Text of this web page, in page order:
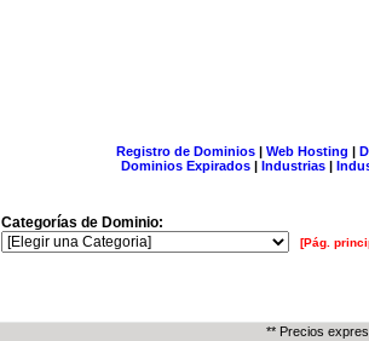
Registro de Dominios| Web Hosting |
Dominios Expirados | Industrias |
Categorías de Dominio:
[Pág.
** Precios